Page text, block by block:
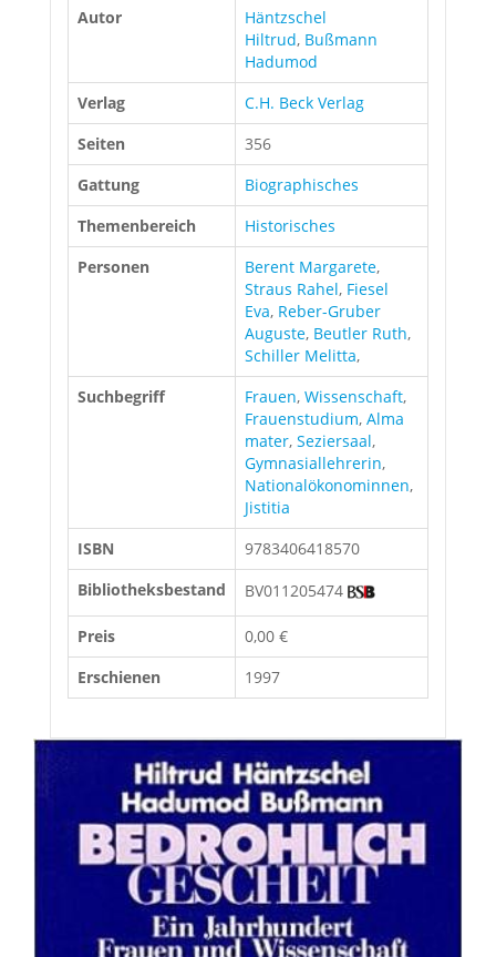
Autor
Häntzschel
Hiltrud, Bußmann
Hadumod
Verlag
C.H. Beck Verlag
Seiten
356
Gattung
Biographisches
Themenbereich
Historisches
Personen
Berent Margarete,
Straus Rahel, Fiesel
Eva, Reber-Gruber
Auguste, Beutler Ruth,
Schiller Melitta,
Suchbegriff
Frauen, Wissenschaft,
Frauenstudium, Alma
mater, Seziersaal,
Gymnasiallehrerin,
Nationalökonominnen,
Jistitia
ISBN
9783406418570
Bibliotheksbestand
BV011205474
Preis
0,00 €
Erschienen
1997